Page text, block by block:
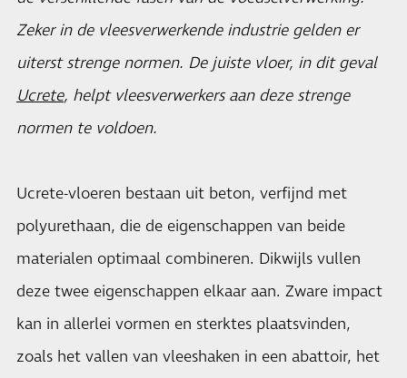
Zeker in de vleesverwerkende industrie gelden er
uiterst strenge normen. De juiste vloer, in dit geval
Ucrete, helpt vleesverwerkers aan deze strenge
normen te voldoen.
Ucrete-vloeren bestaan uit beton, verfijnd met
polyurethaan, die de eigenschappen van beide
materialen optimaal combineren. Dikwijls vullen
deze twee eigenschappen elkaar aan. Zware impact
kan in allerlei vormen en sterktes plaatsvinden,
zoals het vallen van vleeshaken in een abattoir, het